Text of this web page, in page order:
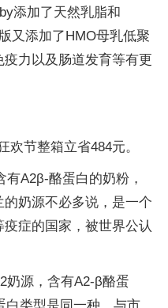
添加了天然乳脂和
又添加了HMO母乳低聚
力以及肠道发育等有更
欢节整箱立省484元。
A2β-酪蛋白的奶粉，
奶源不必多说，是一个
症的国家，被世界公认
奶源，含有A2-β酪蛋